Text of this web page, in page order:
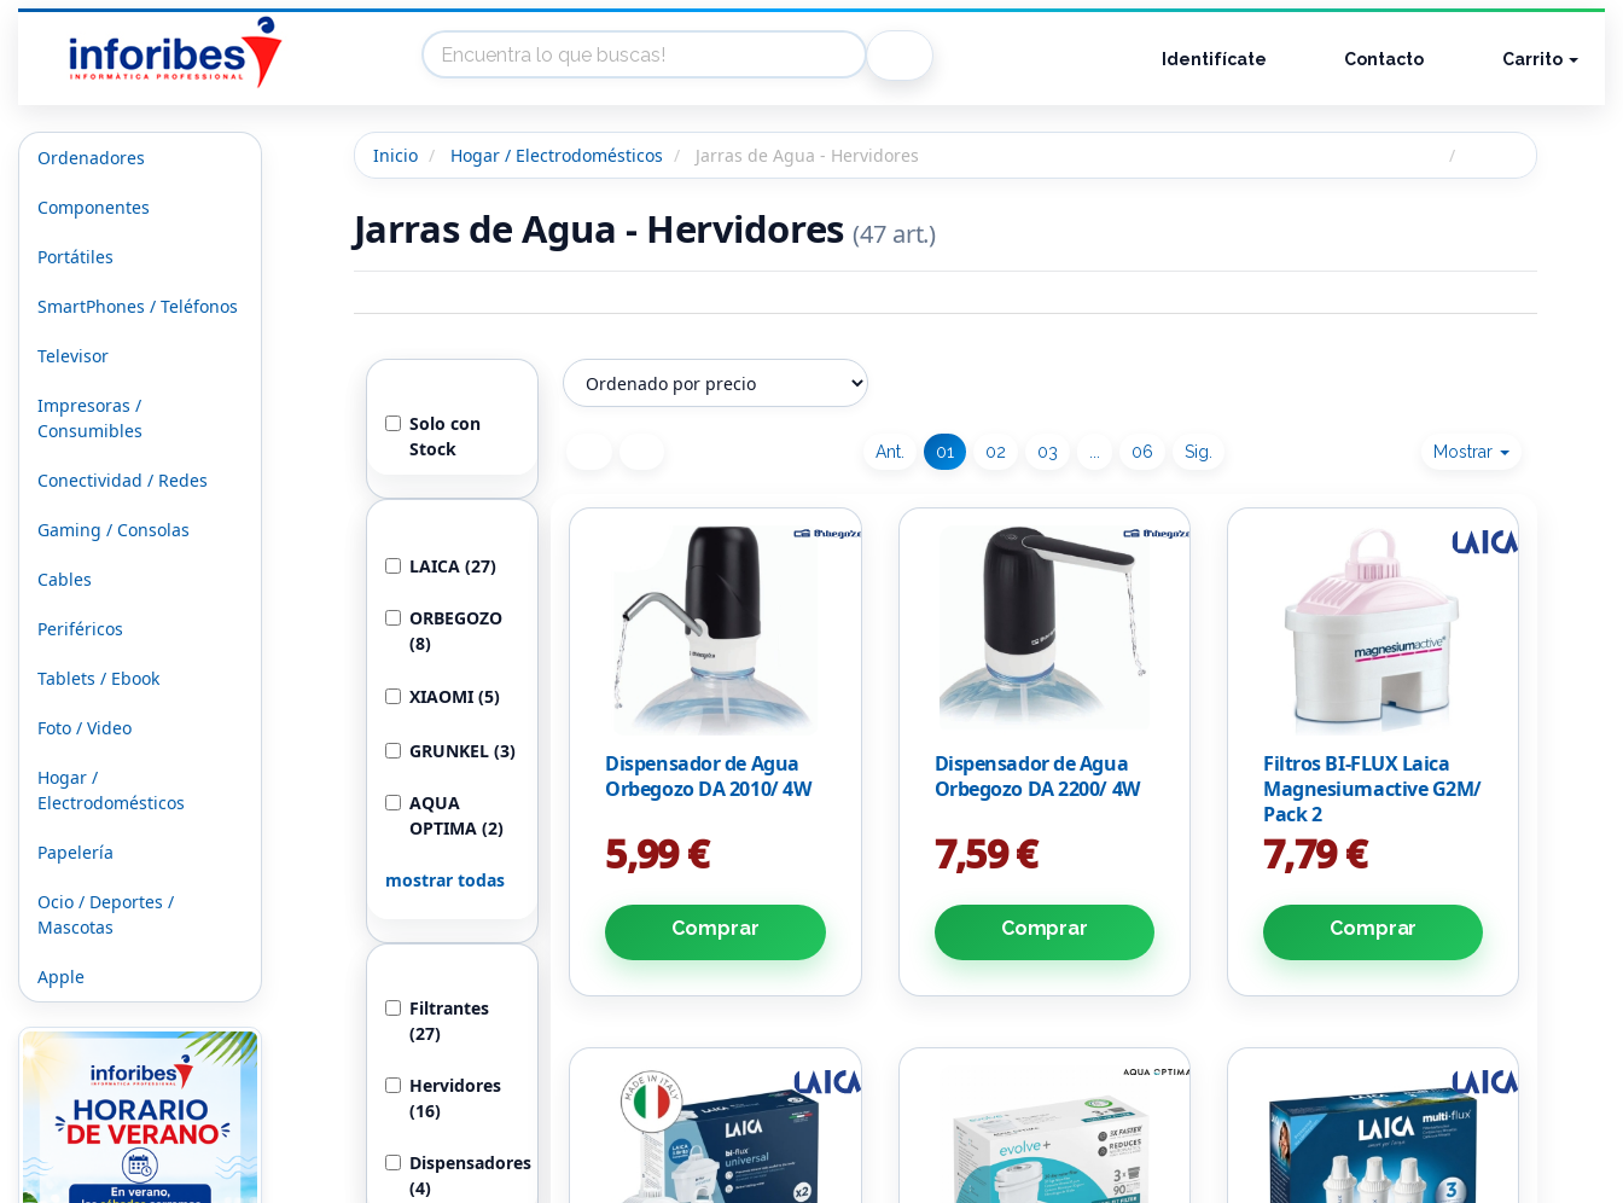
Identifícate Contacto Carrito
Ordenadores
Componentes
Portátiles
SmartPhones / Teléfonos
Televisor
Impresoras /
Consumibles
Conectividad / Redes
Gaming / Consolas
Cables
Periféricos
Tablets / Ebook
Foto / Video
Hogar /
Electrodomésticos
Papelería
Ocio / Deportes /
Mascotas
Apple
Inicio Hogar / Electrodomésticos Jarras de Agua - Hervidores
Jarras de Agua - Hervidores(47 art.)
Solo con
Stock
LAICA (27)
ORBEGOZO
(8)
XIAOMI (5)
GRUNKEL (3)
AQUA
OPTIMA (2)
mostrar todas
Filtrantes
(27)
Hervidores
(16)
Dispensadores
(4)
Ant. 01 02 03 06 Sig. Mostrar
Dispensador de Agua
Orbegozo DA 2010/ 4W
5,99 €
Comprar
Dispensador de Agua
Orbegozo DA 2200/ 4W
7,59 €
Comprar
Filtros BI-FLUX Laica
Magnesiumactive G2M/
Pack 2
7,79 €
Comprar